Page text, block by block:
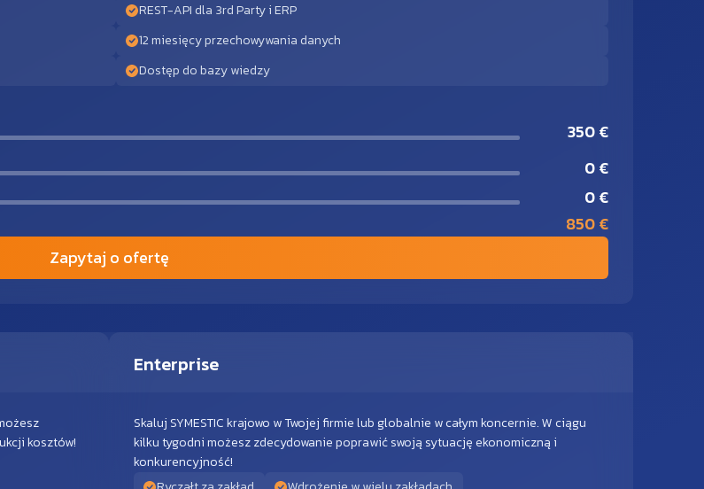
REST-API dla 3rd Party i ERP
12 miesięcy przechowywania danych
Dostęp do bazy wiedzy
350 €
0 €
0 €
850 €
Zapytaj o ofertę
kosztów!
Enterprise
Skaluj SYMESTIC krajowo w Twojej firmie lub globalnie w całym koncernie. W ciągu
kilku tygodni możesz zdecydowanie poprawić swoją sytuację ekonomiczną i
konkurencyjność!